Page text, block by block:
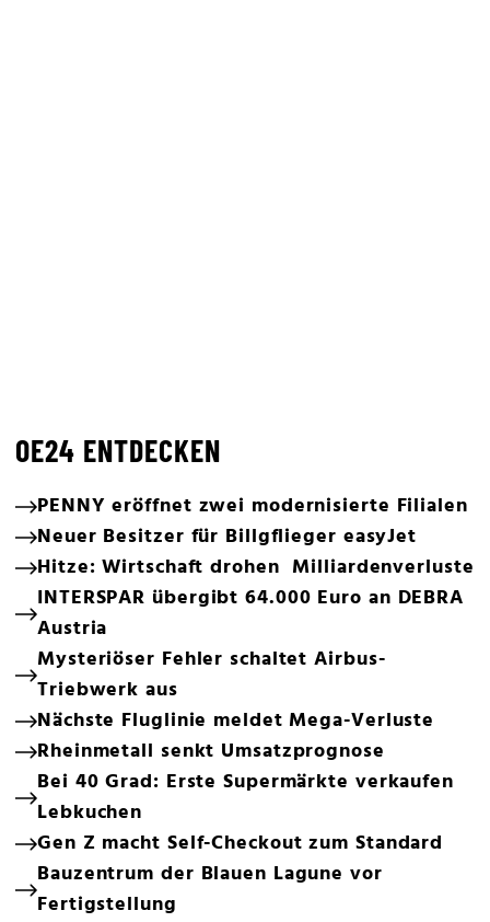
OE24 ENTDECKEN
PENNY eröffnet zwei modernisierte Filialen
Neuer Besitzer für Billgflieger easyJet
Hitze: Wirtschaft drohen Milliardenverluste
INTERSPAR übergibt 64.000 Euro an DEBRA
Austria
Mysteriöser Fehler schaltet Airbus-
Triebwerk aus
Nächste Fluglinie meldet Mega-Verluste
Rheinmetall senkt Umsatzprognose
Bei 40 Grad: Erste Supermärkte verkaufen
Lebkuchen
Gen Z macht Self-Checkout zum Standard
Bauzentrum der Blauen Lagune vor
Fertigstellung